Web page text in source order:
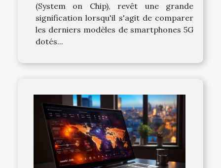
(System on Chip), revêt une grande
signification lorsqu'il s'agit de comparer
les derniers modèles de smartphones 5G
dotés...